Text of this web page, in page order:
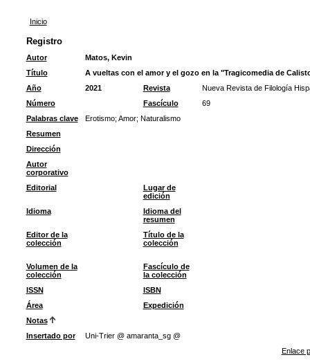
Inicio
Registro
Autor
Matos, Kevin
Título
A vueltas con el amor y el gozo en la "Tragicomedia de
Año
2021 Revista
Nueva Revista de Filología
Número
Fascículo
69
Palabras clave
Erotismo; Amor; Naturalismo
Resumen
Dirección
Autor
corporativo
Editorial
Lugar de
edición
Idioma
Idioma del
resumen
Editor de la
colección
Título de la
colección
Volumen de la
colección
Fascículo de
la colección
ISSN
ISBN
Área
Expedición
Notas
Insertado por
Uni-Trier @ amaranta_sg @
Enlace